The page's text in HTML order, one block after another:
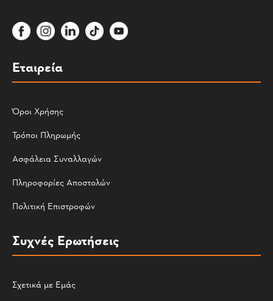
Εταιρεία
Όροι Χρήσης
Τρόποι Πληρωμής
Ασφάλεια Συναλλαγών
Πληροφορίες Αποστολών
Πολιτική Επιστροφών
Συχνές Ερωτήσεις
Σχετικά με Εμάς